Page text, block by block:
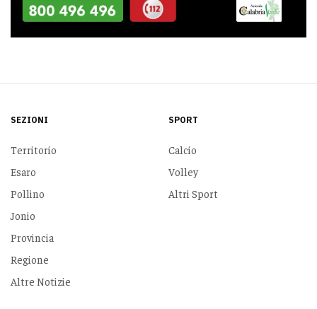
SEZIONI
Territorio
Esaro
Pollino
Jonio
Provincia
Regione
Altre Notizie
SPORT
Calcio
Volley
Altri Sport